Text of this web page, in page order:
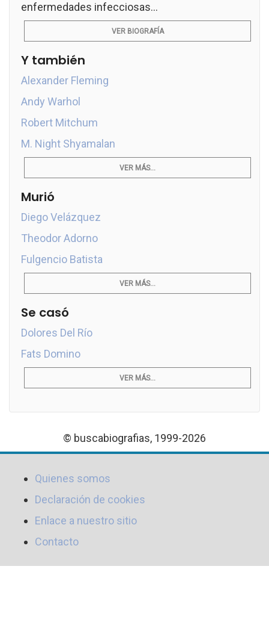
enfermedades infecciosas...
VER BIOGRAFÍA
Y también
Alexander Fleming
Andy Warhol
Robert Mitchum
M. Night Shyamalan
VER MÁS...
Murió
Diego Velázquez
Theodor Adorno
Fulgencio Batista
VER MÁS...
Se casó
Dolores Del Río
Fats Domino
VER MÁS...
© buscabiografias, 1999-2026
Quienes somos
Declaración de cookies
Enlace a nuestro sitio
Contacto